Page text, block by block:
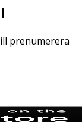
prenumerera